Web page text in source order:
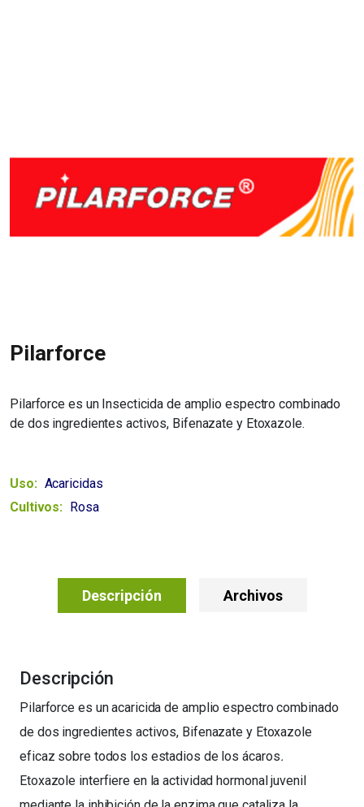
Pilarforce
Pilarforce es un Insecticida de amplio espectro combinado
de dos ingredientes activos, Bifenazate y Etoxazole.
Uso: Acaricidas
Cultivos:
Rosa
Descripción Archivos
Descripción
Pilarforce es un acaricida de amplio espectro combinado
de dos ingredientes activos, Bifenazate y Etoxazole
eficaz sobre todos los estadios de los ácaros.
Etoxazole interfiere en la actividad hormonal juvenil